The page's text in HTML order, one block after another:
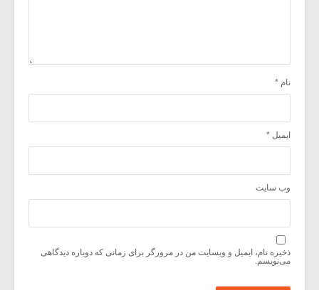
نام *
ایمیل *
وب‌ سایت
ذخیره نام، ایمیل و وبسایت من در مرورگر برای زمانی که دوباره دیدگاهی
می‌نویسم.